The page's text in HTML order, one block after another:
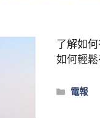
了解如
如何輕鬆
類
電報